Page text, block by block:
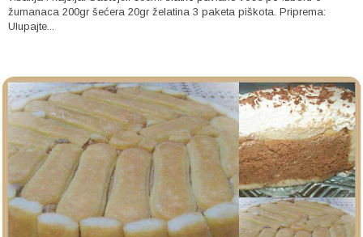
žumanaca 200gr šećera 20gr želatina 3 paketa piškota. Priprema:
Ulupajte...